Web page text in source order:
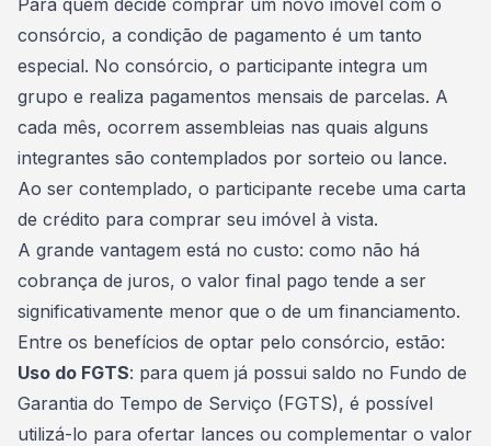
Para quem decide comprar um novo imóvel com o
consórcio, a condição de pagamento é um tanto
especial. No consórcio, o participante integra um
grupo e realiza pagamentos mensais de parcelas. A
cada mês, ocorrem assembleias nas quais alguns
integrantes são contemplados por sorteio ou lance.
Ao ser contemplado, o participante recebe uma carta
de crédito para comprar seu imóvel à vista.
A grande vantagem está no custo: como não há
cobrança de juros, o valor final pago tende a ser
significativamente menor que o de um financiamento.
Entre os benefícios de optar pelo consórcio, estão:
Uso do FGTS: para quem já possui saldo no Fundo de
Garantia do Tempo de Serviço (FGTS), é possível
utilizá-lo para ofertar lances ou complementar o valor